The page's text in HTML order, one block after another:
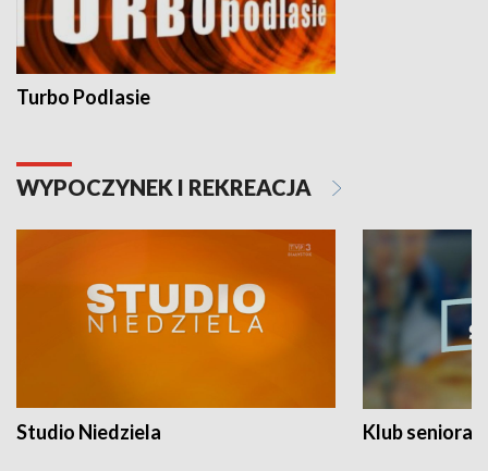
Turbo Podlasie
WYPOCZYNEK I REKREACJA
Studio Niedziela Klub seniora